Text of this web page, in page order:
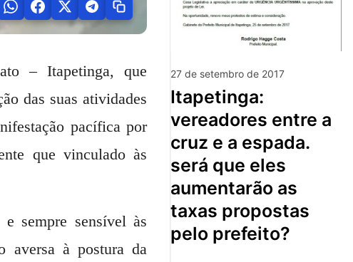
– Itapetinga, que
das suas atividades
pacífica por
que vinculado às
sempre sensível às
aversa à postura da
27 de setembro de 2017
itapetinga:
vereadores entre a
cruz e a espada.
será que eles
aumentarão as
taxas propostas
pelo prefeito?